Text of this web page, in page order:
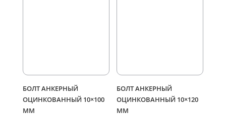
БОЛТ АНКЕРНЫЙ
ОЦИНКОВАННЫЙ 10×100
ММ
БОЛТ АНКЕРНЫЙ
ОЦИНКОВАННЫЙ 10×120
ММ